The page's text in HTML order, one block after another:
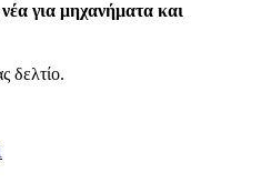
για μηχανήματα και
δελτίο.